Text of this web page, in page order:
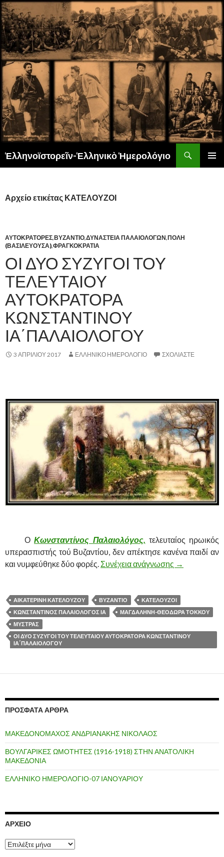
Ἑλληνοϊστορεῖν-Ἑλληνικὸ Ἡμερολόγιο
Αρχείο ετικέτας ΚΑΤΕΛΟΥΖΟΙ
ΑΥΤΟΚΡΑΤΟΡΕΣ,ΒΥΖΑΝΤΙΟ,ΔΥΝΑΣΤΕΙΑ ΠΑΛΑΙΟΛΟΓΩΝ,ΠΟΛΗ
(ΒΑΣΙΛΕΥΟΥΣΑ),ΦΡΑΓΚΟΚΡΑΤΙΑ
ΟΙ ΔΥΟ ΣΥΖΥΓΟΙ ΤΟΥ
ΤΕΛΕΥΤΑΙΟΥ
ΑΥΤΟΚΡΑΤΟΡΑ
ΚΩΝΣΤΑΝΤΙΝΟΥ
ΙΑ΄ΠΑΛΑΙΟΛΟΓΟΥ
3 ΑΠΡΙΛΊΟΥ 2017 ΕΛΛΗΝΙΚΟ ΗΜΕΡΟΛΟΓΙΟ ΣΧΟΛΙΆΣΤΕ
ΟΚωνσταντίνος Παλαιολόγος, τελευταίος ηρωικός
υπερασπιστής τού Βυζαντίου, δεν απέκτησε κανένα παιδί αν
και νυμφεύθηκε δύο φορές. Συνέχεια ανάγνωσης ΟΙ ΔΥΟ
→
ΑΙΚΑΤΕΡΊΝΗ ΚΑΤΕΛΟΎΖΟΥ ΒΥΖΑΝΤΙΟ
ΚΑΤΕΛΟΥΖΟΙ
ΚΩΝΣΤΑΝΤΙΝΟΣ ΠΑΛΑΙΟΛΟΓΟΣ ΙΑ
ΜΑΓΔΑΛΗΝΉ-ΘΕΟΔΏΡΑ ΤΌΚΚΟΥ
ΜΥΣΤΡΑΣ
ΟΙ ΔΥΟ ΣΥΖΥΓΟΙ ΤΟΥ ΤΕΛΕΥΤΑΙΟΥ ΑΥΤΟΚΡΑΤΟΡΑ ΚΩΝΣΤΑΝΤΙΝΟΥ
ΙΑ΄ΠΑΛΑΙΟΛΟΓΟΥ
ΠΡΌΣΦΑΤΑ ΆΡΘΡΑ
ΜΑΚΕΔΟΝΟΜΑΧΟΣ ΑΝΔΡΙΑΝΑΚΗΣ ΝΙΚΟΛΑΟΣ
ΒΟΥΛΓΑΡΙΚΕΣ ΩΜΟΤΗΤΕΣ (1916-1918) ΣΤΗΝ ΑΝΑΤΟΛΙΚΗ
ΜΑΚΕΔΟΝΙΑ
ΕΛΛΗΝΙΚΟ ΗΜΕΡΟΛΟΓΙΟ-07 ΙΑΝΟΥΑΡΙΟΥ
ΑΡΧΕΊΟ
Α
ρ